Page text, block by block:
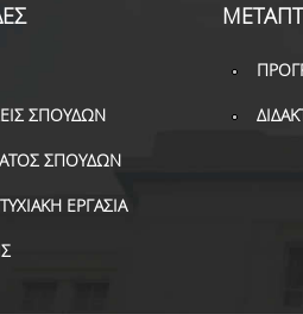
ΣΠΟΥΔΩΝ
ΣΠΟΥΔΩΝ
ΕΡΓΑΣΙΑ